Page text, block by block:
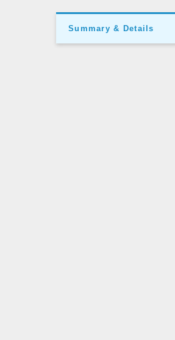
Summary & Details